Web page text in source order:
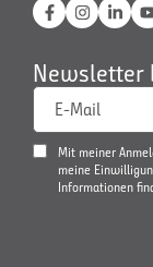
Newsletter
E-Mail
Mit meiner
meine
Informationen